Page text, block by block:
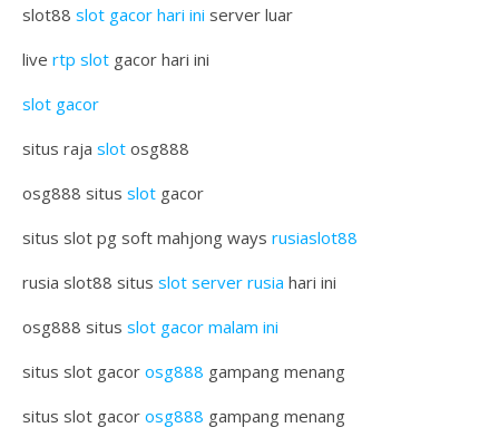
slot88 slot gacor hari ini server luar
live rtp slot gacor hari ini
slot gacor
situs raja slot osg888
osg888 situs slot gacor
situs slot pg soft mahjong ways rusiaslot88
rusia slot88 situs slot server rusia hari ini
osg888 situs slot gacor malam ini
situs slot gacor osg888 gampang menang
situs slot gacor osg888 gampang menang